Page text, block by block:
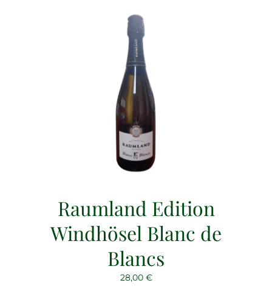
Raumland Edition
Windhösel Blanc de
Blancs
28,00 €